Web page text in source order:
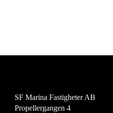
SF Marina Fastigheter AB
Propellergangen 4